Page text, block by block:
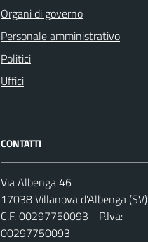
Organi di governo
Personale amministrativo
Politici
Uffici
CONTATTI
Via Albenga 46
17038 Villanova d'Albenga (SV)
C.F. 00297750093 - P.Iva:
00297750093